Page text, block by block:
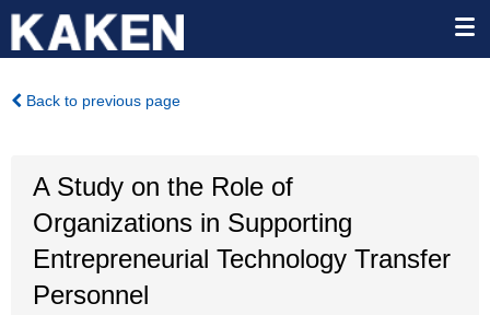
Back to previous page
A Study on the Role of
Organizations in Supporting
Entrepreneurial Technology Transfer
Personnel